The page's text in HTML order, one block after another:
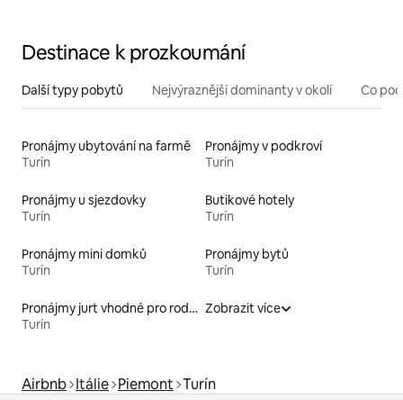
Destinace k prozkoumání
Další typy pobytů Nejvýraznější dominanty v okolí Co
Pronájmy ubytování na farmě
Turín
Pronájmy v podkroví
Turín
Pronájmy u sjezdovky
Turín
Butikové hotely
Turín
Pronájmy mini domků
Turín
Pronájmy bytů
Turín
Pronájmy jurt vhodné pro rodiny s dětmi
Turín
Zobrazit více
Airbnb Itálie Piemont Turín